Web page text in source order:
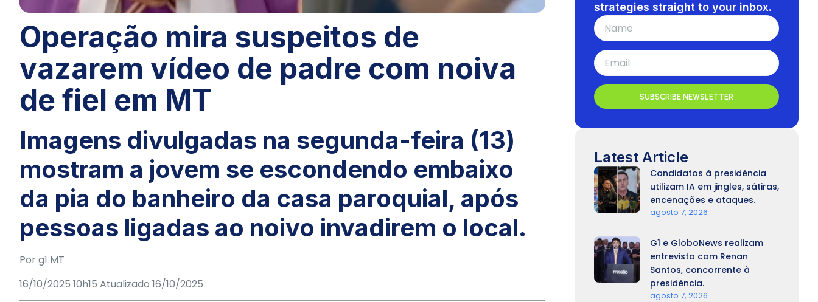
Operação mira suspeitos de
vazarem vídeo de padre com noiva
de fiel em MT
Imagens divulgadas na segunda-feira (13)
mostram a jovem se escondendo embaixo
da pia do banheiro da casa paroquial, após
pessoas ligadas ao noivo invadirem o local.
Por g1 MT
16/10/2025 10h15 Atualizado 16/10/2025
strategies straight to your inbox.
SUBSCRIBE NEWSLETTER
Latest Article
Candidatos à presidência
utilizam IA em jingles, sátiras,
encenações e ataques.
agosto 7, 2026
G1 e GloboNews realizam
entrevista com Renan
Santos, concorrente à
presidência.
agosto 7, 2026